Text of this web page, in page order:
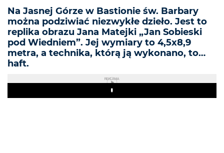
Na Jasnej Górze w Bastionie św. Barbary
można podziwiać niezwykłe dzieło. Jest to
replika obrazu Jana Matejki „Jan Sobieski
pod Wiedniem”. Jej wymiary to 4,5x8,9
metra, a technika, którą ją wykonano, to…
haft.
REKLAMA
Play